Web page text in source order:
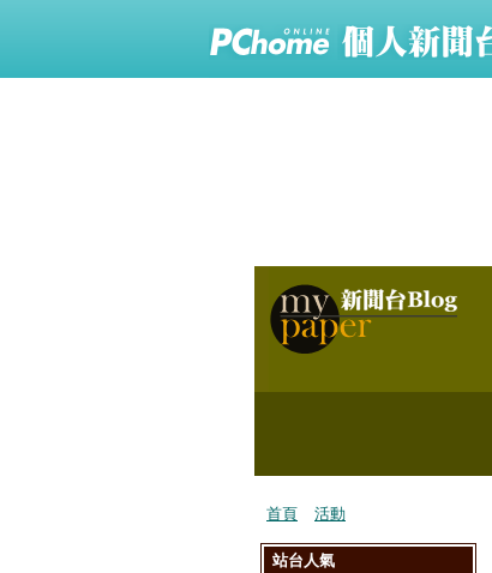
首頁 活動
站台人氣